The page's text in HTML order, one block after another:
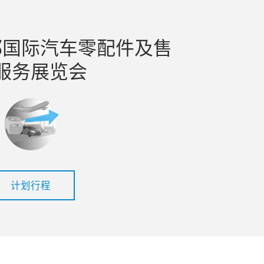
际汽车零配件及售
务展览会
计划行程